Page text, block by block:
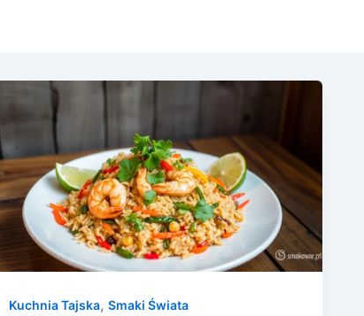
Kuchnia Tajska, Smaki Świata